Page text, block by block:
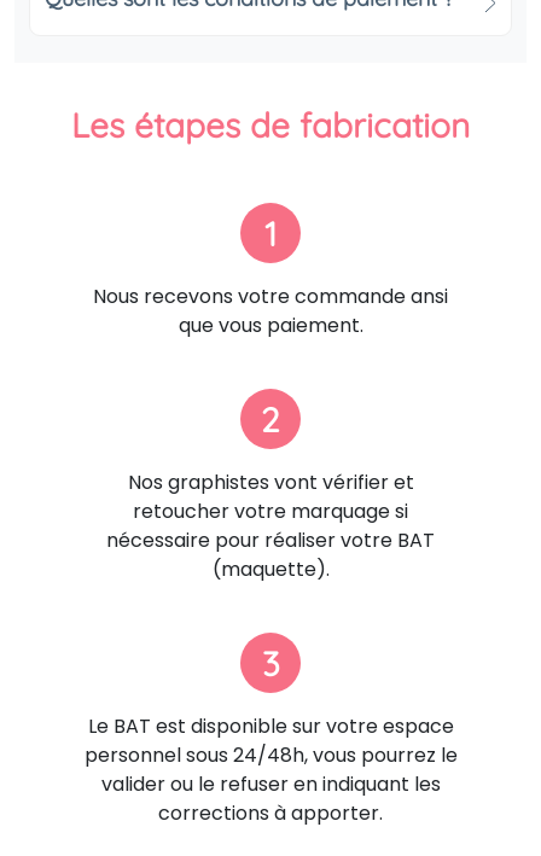
Les étapes de fabrication
1
Nous recevons votre commande ansi
que vous paiement.
2
Nos graphistes vont vérifier et
retoucher votre marquage si
nécessaire pour réaliser votre BAT
(maquette).
3
Le BAT est disponible sur votre espace
personnel sous 24/48h, vous pourrez le
valider ou le refuser en indiquant les
corrections à apporter.